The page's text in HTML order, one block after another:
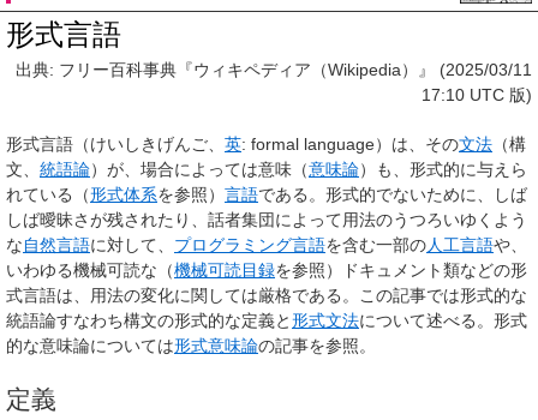
形式言語
出典: フリー百科事典『ウィキペディア（Wikipedia）』 (2025/03/11
17:10 UTC 版)
形式言語 （けいしきげんご、 英: formal language）は、その文法 （構
文、 統語論）が、場合によっては意味（意味論）も、形式的に与えら
れている（形式体系を参照） 言語である。形式的でないために、しば
しば曖昧さが残されたり、話者集団によって用法のうつろいゆくよう
な自然言語に対して、 プログラミング言語を含む一部の人工言語や、
いわゆる機械可読な（機械可読目録を参照）ドキュメント類などの形
式言語は、用法の変化に関しては厳格である。この記事では形式的な
統語論すなわち構文の形式的な定義と形式文法について述べる。形式
的な意味論については形式意味論の記事を参照。
定義